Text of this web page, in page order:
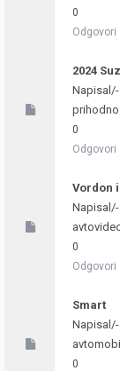
0
Odgovori
2024
Napisal/-
0
Odgovori
Vordon
Napisal/-
0
Odgovori
Smart
Napisal/-
0